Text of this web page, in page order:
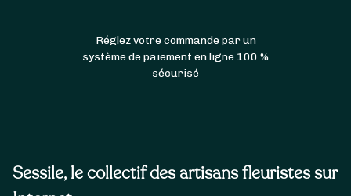
Sessile, le collectif des artisans fleuristes sur
Réglez votre commande par un
système de paiement en ligne 100 %
sécurisé